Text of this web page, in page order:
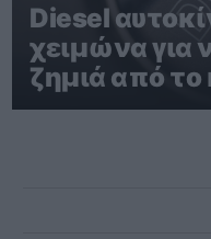
Diesel
χειμώνα για
ζημιά από το